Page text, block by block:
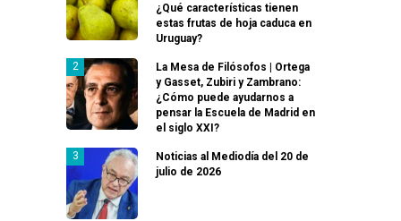
¿Qué características tienen
estas frutas de hoja caduca en
Uruguay?
La Mesa de Filósofos | Ortega
y Gasset, Zubiri y Zambrano:
¿Cómo puede ayudarnos a
pensar la Escuela de Madrid en
el siglo XXI?
Noticias al Mediodía del 20 de
julio de 2026